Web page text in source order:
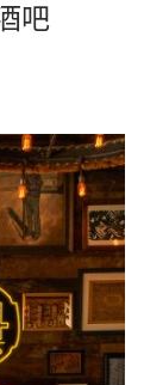
吧